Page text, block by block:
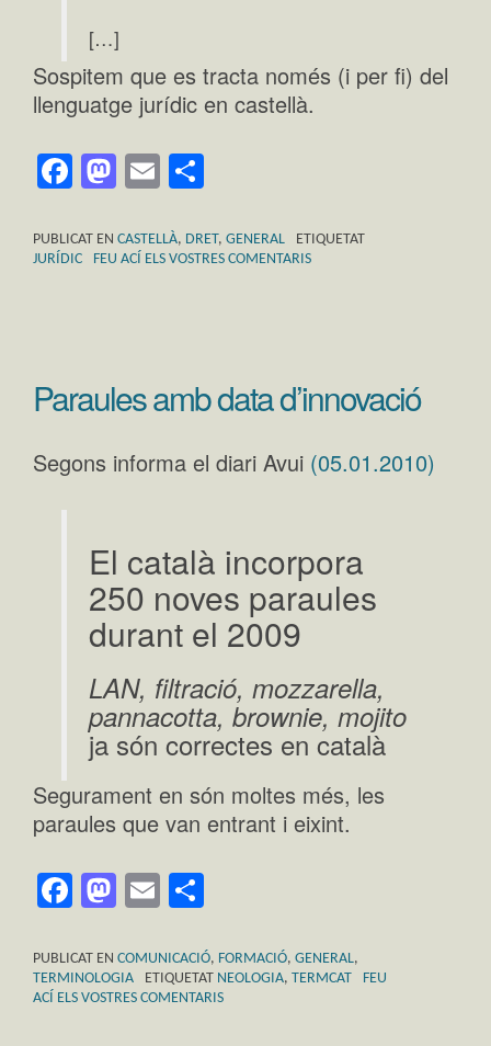
[…]
Sospitem que es tracta només (i per fi) del
llenguatge jurídic en castellà.
Facebook
Mastodon
Email
PUBLICAT EN CASTELLÀ, DRET, GENERAL
ETIQUETAT
JURÍDIC
FEU ACÍ ELS VOSTRES COMENTARIS
Paraules amb data d’innovació
Segons informa el diari Avui (05.01.2010)
El català incorpora
250 noves paraules
durant el 2009
LAN, filtració, mozzarella,
pannacotta, brownie, mojito
ja són correctes en català
Segurament en són moltes més, les
paraules que van entrant i eixint.
Facebook
Mastodon
Email
PUBLICAT EN COMUNICACIÓ, FORMACIÓ, GENERAL,
TERMINOLOGIA
ETIQUETAT NEOLOGIA, TERMCAT
FEU
ACÍ ELS VOSTRES COMENTARIS